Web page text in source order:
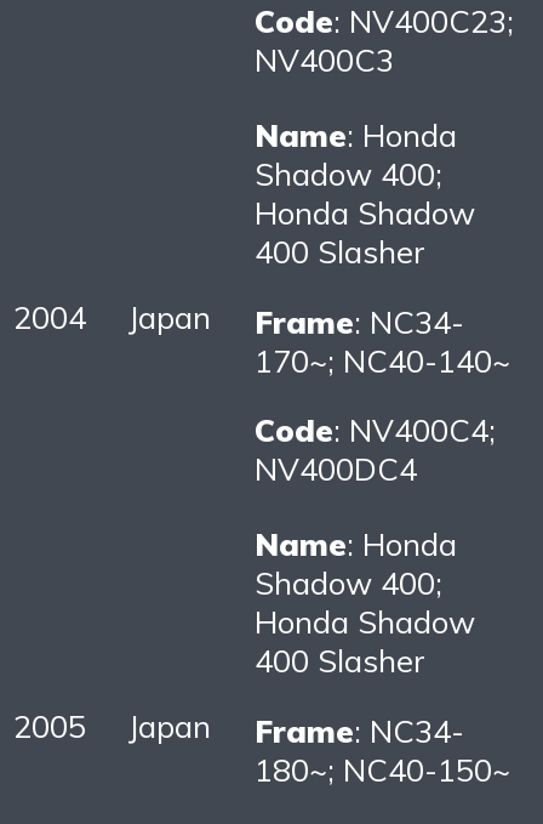
Code: NV400C23;
NV400C3
2004 Japan
Name: Honda
Shadow 400;
Honda Shadow
400 Slasher
Frame: NC34-
170~; NC40-140~
Code: NV400C4;
NV400DC4
2005 Japan
Name: Honda
Shadow 400;
Honda Shadow
400 Slasher
Frame: NC34-
180~; NC40-150~